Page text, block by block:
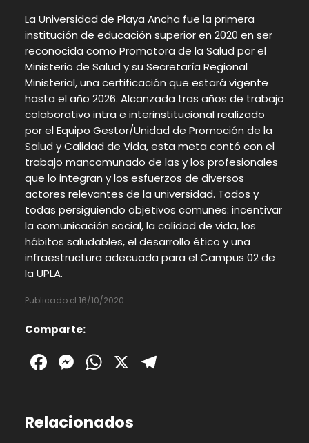
La Universidad de Playa Ancha fue la primera
institución de educación superior en 2020 en ser
reconocida como Promotora de la Salud por el
Ministerio de Salud y su Secretaría Regional
Ministerial, una certificación que estará vigente
hasta el año 2026. Alcanzada tras años de trabajo
colaborativo intra e interinstitucional realizado
por el Equipo Gestor/Unidad de Promoción de la
Salud y Calidad de Vida, esta meta contó con el
trabajo mancomunado de las y los profesionales
que lo integran y los esfuerzos de diversos
actores relevantes de la universidad. Todos y
todas persiguiendo objetivos comunes: incentivar
la comunicación social, la calidad de vida, los
hábitos saludables, el desarrollo ético y una
infraestructura adecuada para el Campus 02 de
la UPLA.
Publicado el 16/10/2020.
Comparte:
Facebook
Messenger
WhatsApp
X
Relacionados